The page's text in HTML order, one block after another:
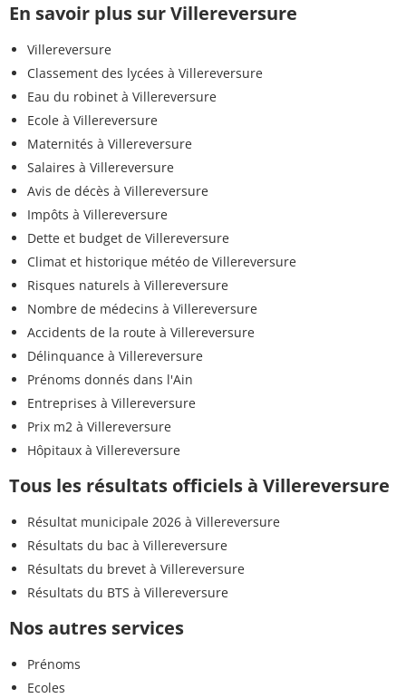
En savoir plus sur Villereversure
Villereversure
Classement des lycées à Villereversure
Eau du robinet à Villereversure
Ecole à Villereversure
Maternités à Villereversure
Salaires à Villereversure
Avis de décès à Villereversure
Impôts à Villereversure
Dette et budget de Villereversure
Climat et historique météo de Villereversure
Risques naturels à Villereversure
Nombre de médecins à Villereversure
Accidents de la route à Villereversure
Délinquance à Villereversure
Prénoms donnés dans l'Ain
Entreprises à Villereversure
Prix m2 à Villereversure
Hôpitaux à Villereversure
Tous les résultats officiels à Villereversure
Résultat municipale 2026 à Villereversure
Résultats du bac à Villereversure
Résultats du brevet à Villereversure
Résultats du BTS à Villereversure
Nos autres services
Prénoms
Ecoles